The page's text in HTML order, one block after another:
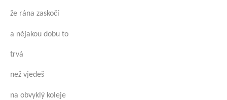
že rána zaskočí
a nějakou dobu to
trvá
než vjedeš
na obvyklý koleje